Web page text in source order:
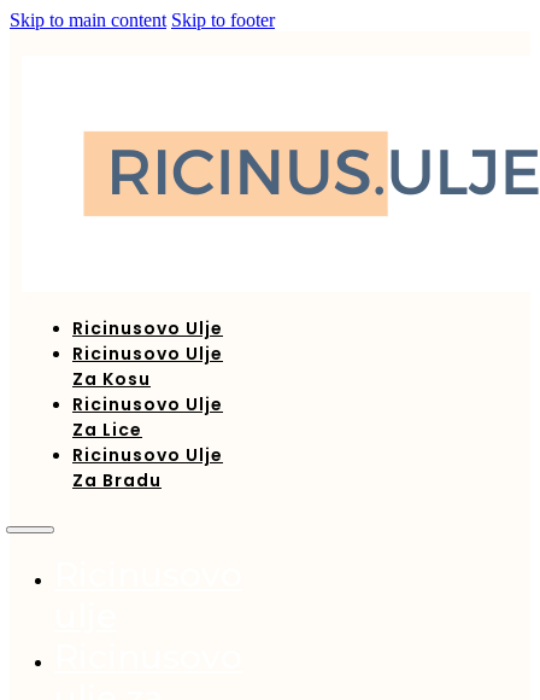
Skip to main content Skip to footer
Ricinusovo Ulje
Ricinusovo Ulje
Za Kosu
Ricinusovo Ulje
Za Lice
Ricinusovo Ulje
Za Bradu